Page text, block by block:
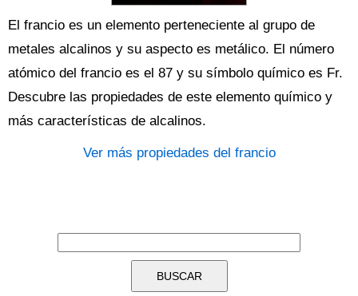
El francio es un elemento perteneciente al grupo de
metales alcalinos y su aspecto es metálico. El número
atómico del francio es el 87 y su símbolo químico es Fr.
Descubre las propiedades de este elemento químico y
más características de alcalinos.
Ver más propiedades del francio